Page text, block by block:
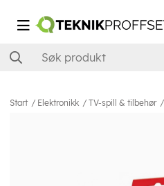
Start Elektronikk TV-spill & tilbehør